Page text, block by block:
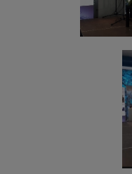
Βράβευση